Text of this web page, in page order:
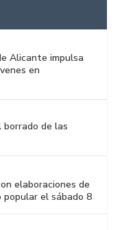
Alicante impulsa
en
borrado de las
elaboraciones de
popular el sábado 8